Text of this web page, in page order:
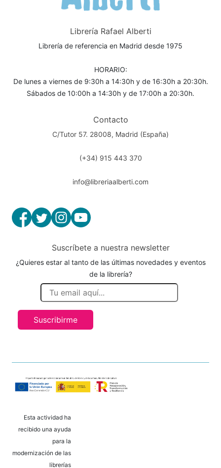
Librería Rafael Alberti
Librería de referencia en Madrid desde 1975
HORARIO:
De lunes a viernes de 9:30h a 14:30h y de 16:30h a 20:30h.
Sábados de 10:00h a 14:30h y de 17:00h a 20:30h.
Contacto
C/Tutor 57. 28008, Madrid (España)
(+34) 915 443 370
info@libreriaalberti.com
Suscríbete a nuestra newsletter
¿Quieres estar al tanto de las últimas novedades y eventos
de la librería?
Suscribirme
Esta actividad ha
recibido una ayuda
para la
modernización de las
librerías